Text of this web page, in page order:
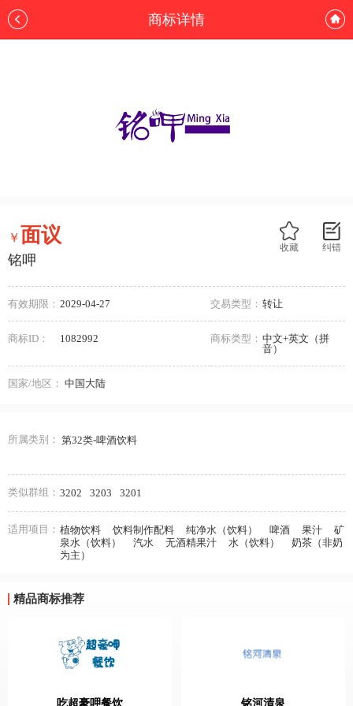
商标详情
纠错
收藏
￥面议
铭呷
有效期限： 2029-04-27 交易类型： 转让
商标ID： 1082992 商标类型： 中文+英文（拼
音）
国家/地区： 中国大陆
所属类别： 第32类-啤酒饮料
类似群组： 3202 3203 3201
适用项目： 植物饮料 饮料制作配料 纯净水（饮料） 啤酒 果汁
矿
泉水（饮料）
汽水 无酒精果汁 水（饮料）
奶茶（非奶
为主）
精品商标推荐
吃超豪呷餐饮 铭河清泉